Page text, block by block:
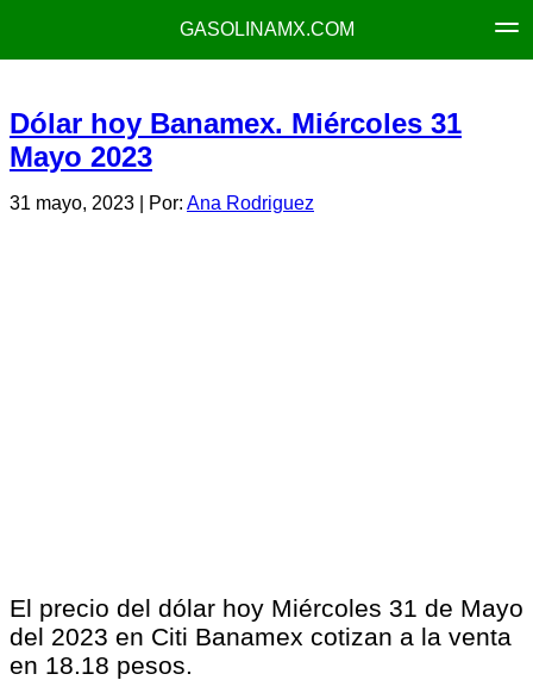
GASOLINAMX.COM
Dólar hoy Banamex. Miércoles 31
Mayo 2023
31 mayo, 2023 | Por: Ana Rodriguez
El precio del dólar hoy Miércoles 31 de Mayo
del 2023 en Citi Banamex cotizan a la venta
en 18.18 pesos.